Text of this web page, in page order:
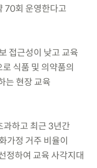
70회 운영한다고
접근성이 낮고 교육
식품 및 의약품의
는 현장 교육
하고 최근 3년간
가정 거주 비율이
정하여 교육 사각지대